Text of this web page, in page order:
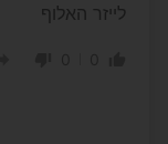
לייזר האלוף